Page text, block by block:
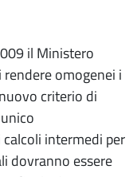
il Ministero
omogenei i
criterio di
intermedi per
dovranno essere